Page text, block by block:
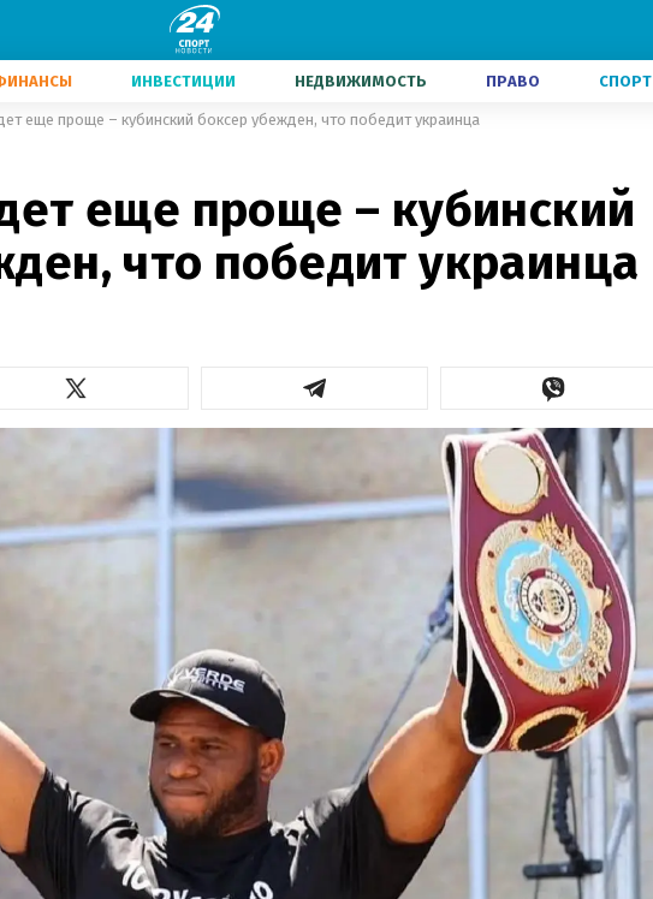
ИНВЕСТИЦИИ НЕДВИЖИМОСТЬ ПРАВО СПОРТ
еще проще – кубинский боксер убежден, что победит украинца
еще проще – кубинский
что победит украинца